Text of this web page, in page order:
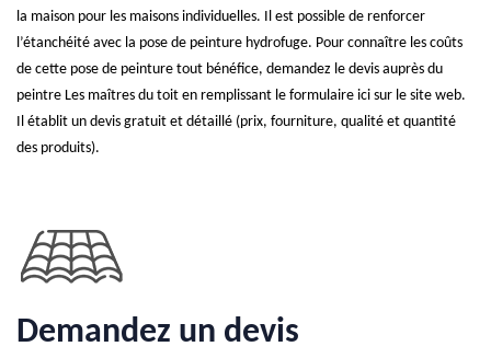
la maison pour les maisons individuelles. Il est possible de renforcer
l’étanchéité avec la pose de peinture hydrofuge. Pour connaître les coûts
de cette pose de peinture tout bénéfice, demandez le devis auprès du
peintre Les maîtres du toit en remplissant le formulaire ici sur le site web.
Il établit un devis gratuit et détaillé (prix, fourniture, qualité et quantité
des produits).
Demandez un devis